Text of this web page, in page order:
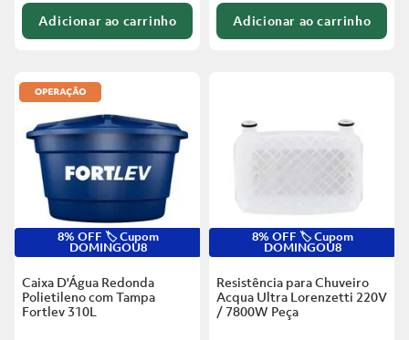
Adicionar ao carrinho Adicionar ao carrinho
8% OFF 🏷️ Cupom
DOMINGOU8
Caixa D'Água Redonda
Polietileno com Tampa
Fortlev 310L
8% OFF 🏷️ Cupom
DOMINGOU8
Resistência para Chuveiro
Acqua Ultra Lorenzetti 220V
/ 7800W Peça